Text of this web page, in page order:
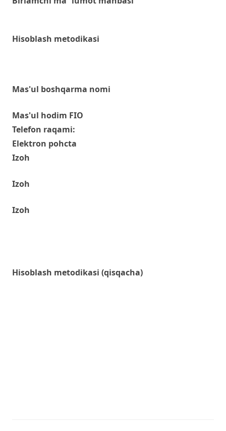
Hisoblash metodikasi
Mas'ul boshqarma nomi
Mas'ul hodim FIO
Telefon raqami:
Elektron pohcta
Izoh
Izoh
Izoh
Hisoblash metodikasi (qisqacha)